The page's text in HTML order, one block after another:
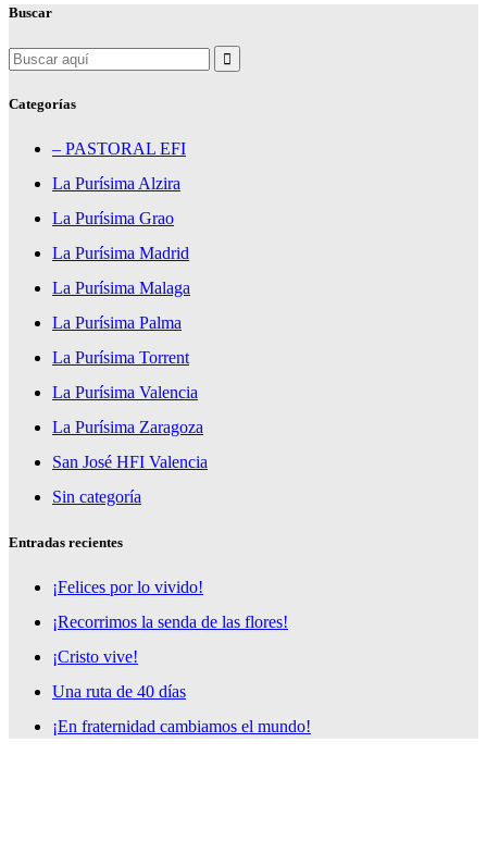
Buscar
Search
for:
Categorías
– PASTORAL EFI
La Purísima Alzira
La Purísima Grao
La Purísima Madrid
La Purísima Malaga
La Purísima Palma
La Purísima Torrent
La Purísima Valencia
La Purísima Zaragoza
San José HFI Valencia
Sin categoría
Entradas recientes
¡Felices por lo vivido!
¡Recorrimos la senda de las flores!
¡Cristo vive!
Una ruta de 40 días
¡En fraternidad cambiamos el mundo!